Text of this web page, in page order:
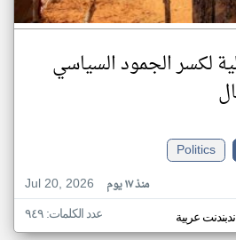
لكسر الجمود السياسي
Politics
Jul 20, 2026
منذ ١٧ يوم
عربية عدد الكلمات: ٩٤٩